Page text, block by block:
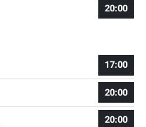
20:00
17:00
20:00
20:00